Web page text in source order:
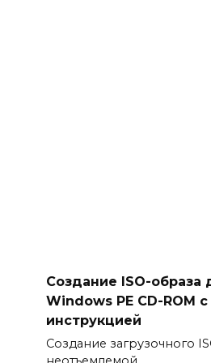
Создание ISO-образа
Windows PE CD-ROM
инструкцией
Создание загрузочного